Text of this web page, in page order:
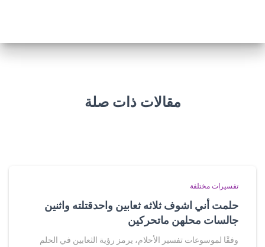
مقالات ذات صلة
تفسيرات مختلفة
حلمت أني اشوف ثلاثه ثعابين واحدقتلته واثنين
جالسات محلهن ماتحركين
وفقًا لموسوعات تفسير الأحلام، يرمز رؤية الثعابين في الحلم